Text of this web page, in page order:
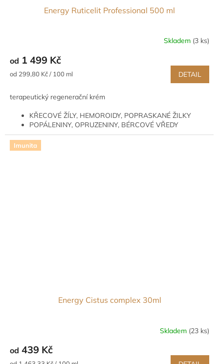
Energy Ruticelit Professional 500 ml
produktu
5,0
5
Skladem (3 ks)
od 1 499 Kč
Měrná
od 299,80 Kč / 100 ml DETAIL
terapeutický regenerační krém
KŘECOVÉ ŽÍLY, HEMOROIDY, POPRASKANÉ ŽILKY
POPÁLENINY, OPRUZENINY, BÉRCOVÉ VŘEDY
SVALOVÁ I PSYCHICKÁ ÚNAVA, BOLESTI HLAVY A
ZÁNĚTY NERVŮ
PODPORUJE AKTIVITU A RADOST ZE ŽIVOTA
Imunita
Energy Cistus complex 30ml
produktu
Skladem (23 ks)
od 439 Kč